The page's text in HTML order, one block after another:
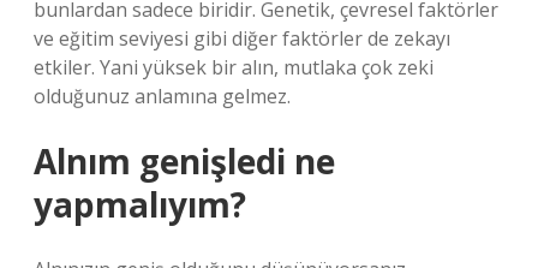
bunlardan sadece biridir. Genetik, çevresel faktörler
ve eğitim seviyesi gibi diğer faktörler de zekayı
etkiler. Yani yüksek bir alın, mutlaka çok zeki
olduğunuz anlamına gelmez.
Alnım genişledi ne
yapmalıyım?